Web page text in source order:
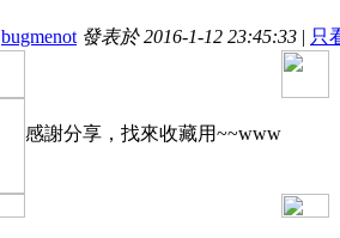
bugmenot 發表於 2016-1-12 23:45:33 | 只
感謝分享，找來收藏用~~www